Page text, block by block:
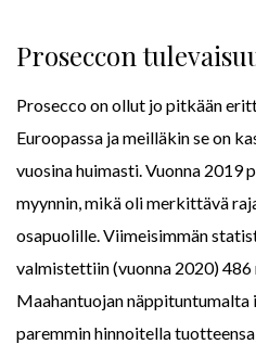
Proseccon
Prosecco on ollut jo pitkään
Euroopassa ja meilläkin se on
vuosina huimasti. Vuonna
myynnin, mikä oli merkittävä
osapuolille. Viimeisimmän
valmistettiin (vuonna 2020) 486
Maahantuojan
paremmin hinnoitella